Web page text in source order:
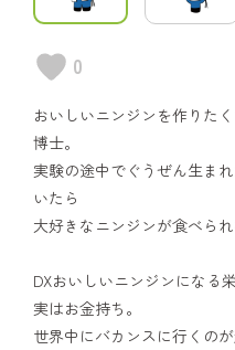
0
おいしいニンジンを作りた
博士。
実験の途中でぐうぜん生ま
いたら
大好きなニンジンが食べら
DXおいしいニンジンになる
実はお金持ち。
世界中にバカンスに行くのが